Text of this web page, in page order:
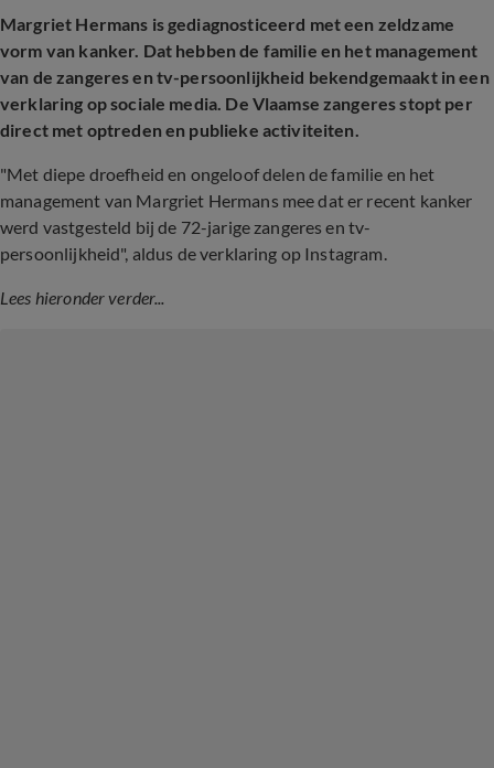
Margriet Hermans is gediagnosticeerd met een zeldzame
vorm van kanker. Dat hebben de familie en het management
van de zangeres en tv-persoonlijkheid bekendgemaakt in een
verklaring op sociale media. De Vlaamse zangeres stopt per
direct met optreden en publieke activiteiten.
"Met diepe droefheid en ongeloof delen de familie en het
management van Margriet Hermans mee dat er recent kanker
werd vastgesteld bij de 72-jarige zangeres en tv-
persoonlijkheid", aldus de verklaring op Instagram.
Lees hieronder verder...